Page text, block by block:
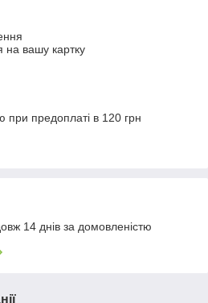
на вашу картку
при предоплаті в 120 грн
14 днів за домовленістю